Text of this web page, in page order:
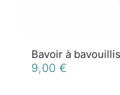
Bavoir à
9,00 €